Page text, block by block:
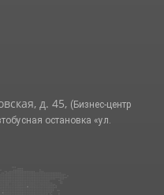
д. 45, (Бизнес-центр
остановка «ул.